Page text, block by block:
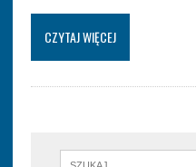
CZYTAJ WIĘCEJ